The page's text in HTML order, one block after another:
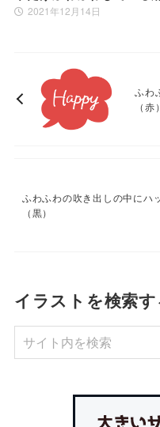
2021年12月14日
ふわ
（赤）
ふわふわの吹き出しの中にハ
（黒）
イラストを検索す